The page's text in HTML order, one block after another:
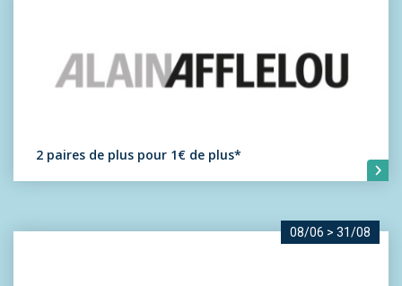
2 paires de plus pour 1€ de plus*
08/06 > 31/08